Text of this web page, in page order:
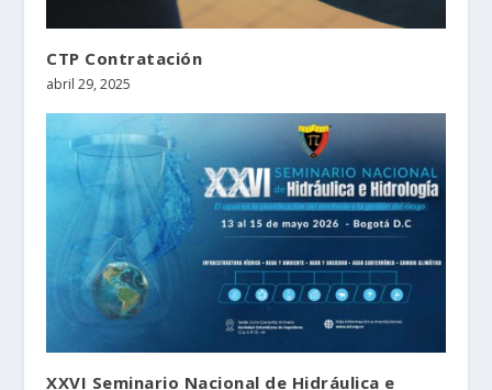
CTP Contratación
abril 29, 2025
XXVI Seminario Nacional de Hidráulica e